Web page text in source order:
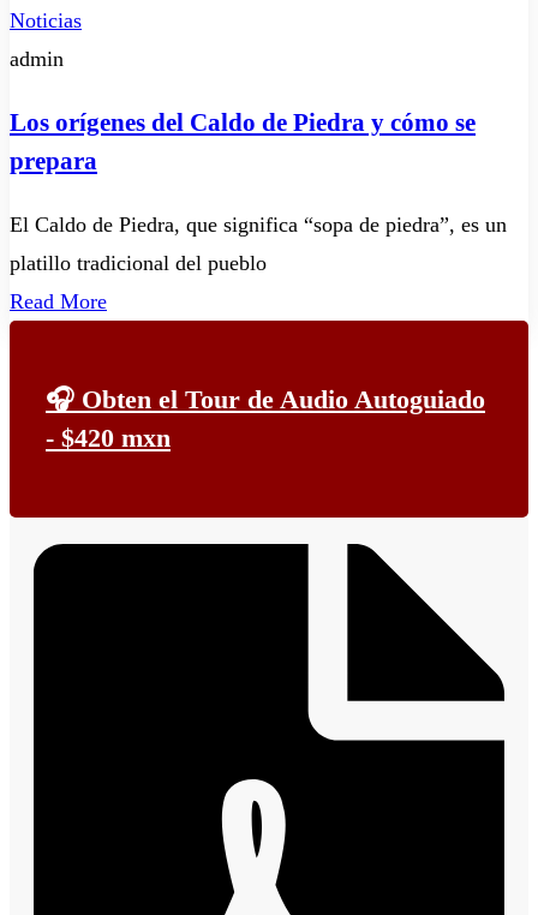
Noticias
admin
Los orígenes del Caldo de Piedra y cómo se
prepara
El Caldo de Piedra, que significa “sopa de piedra”, es un
platillo tradicional del pueblo
Read More
🎧 Obten el Tour de Audio Autoguiado
- $420 mxn